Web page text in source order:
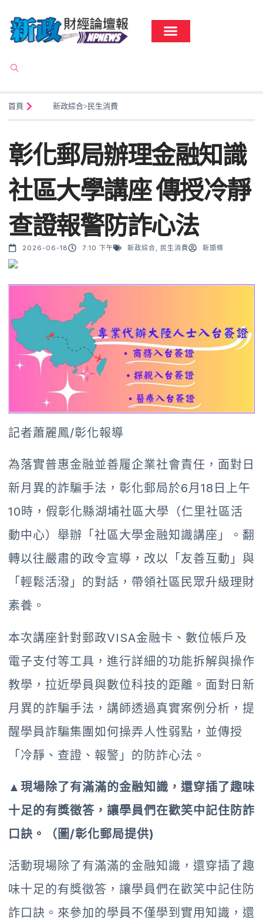
首頁 新政綜合>民生消費
彰化郵局辦理金融知識
社區大學講座 傳授冷靜
查證報警防詐心法
2026-06-18 7:10 下午 新政綜合 民生消費 新頭條
記者蕭麗鳳/彰化報導
為落實普惠金融並善履企業社會責任，面對日
新月異的詐騙手法，彰化郵局於6月18日上午
10時，假彰化縣湖埔社區大學（仁里社區活
動中心）舉辦「社區大學金融知識講座」。翻
轉以往嚴肅的政令宣導，改以「友善互動」與
「輕鬆活潑」的對話，帶領社區民眾升級理財
素養。
本次講座針對郵政VISA金融卡、數位帳戶及
電子支付等工具，進行詳細的功能拆解與操作
教學，拉近學員與數位科技的距離。面對日新
月異的詐騙手法，講師透過真實案例分析，提
醒學員詐騙集團如何操弄人性弱點，並傳授
「冷靜、查證、報警」的防詐心法。
▲現場除了有滿滿的金融知識，還穿插了趣味
十足的有獎徵答，讓學員們在歡笑中記住防詐
口訣。（圖/彰化郵局提供)
活動現場除了有滿滿的金融知識，還穿插了趣
味十足的有獎徵答，讓學員們在歡笑中記住防
詐口訣。來參加的學員不僅學到實用知識，還